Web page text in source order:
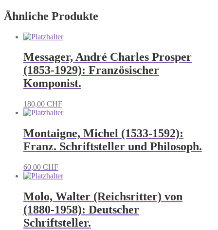
Ähnliche Produkte
Messager, André Charles Prosper
(1853-1929): Französischer
Komponist.
180,00 CHF
Montaigne, Michel (1533-1592):
Franz. Schriftsteller und Philosoph.
60,00 CHF
Molo, Walter (Reichsritter) von
(1880-1958): Deutscher
Schriftsteller.